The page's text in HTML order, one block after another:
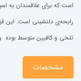
است که برای علاقمندان به
تلخی و کافیین متوسط بوده و حاوی 100% قهوه
مشخصات